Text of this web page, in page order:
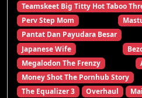
Teamskeet Big Titty Hot Taboo
Perv Step Mom
Pantat Dan Payudara Besar
Japanese Wife
Megalodon The Frenzy
Money Shot The Pornhub Story
The Equalizer 3
Overhaul